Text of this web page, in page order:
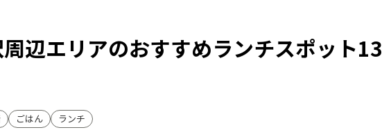
辺エリアのおすすめランチスポット13
ごはん ランチ